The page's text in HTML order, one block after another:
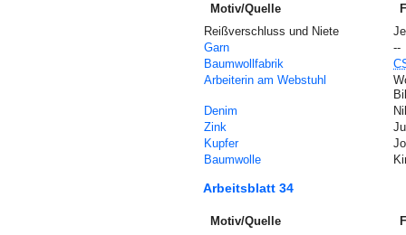
Motiv/Quelle
Reißverschluss und Niete
Garn
--
Baumwollfabrik
Arbeiterin am Webstuhl
Denim
Zink
Kupfer
Baumwolle
Arbeitsblatt 34
Motiv/Quelle